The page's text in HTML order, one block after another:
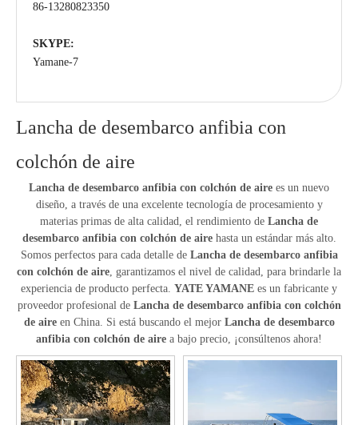
86-13280823350
SKYPE:
Yamane-7
Lancha de desembarco anfibia con
colchón de aire
Lancha de desembarco anfibia con colchón de aire es un nuevo
diseño, a través de una excelente tecnología de procesamiento y
materias primas de alta calidad, el rendimiento de Lancha de
desembarco anfibia con colchón de airehasta un estándar más alto.
Somos perfectos para cada detalle de Lancha de desembarco anfibia
con colchón de aire, garantizamos el nivel de calidad, para brindarle la
experiencia de producto perfecta. YATE YAMANE es un fabricante y
proveedor profesional de Lancha de desembarco anfibia con colchón
de aireen China. Si está buscando el mejor Lancha de desembarco
anfibia con colchón de aire a bajo precio, ¡consúltenos ahora!